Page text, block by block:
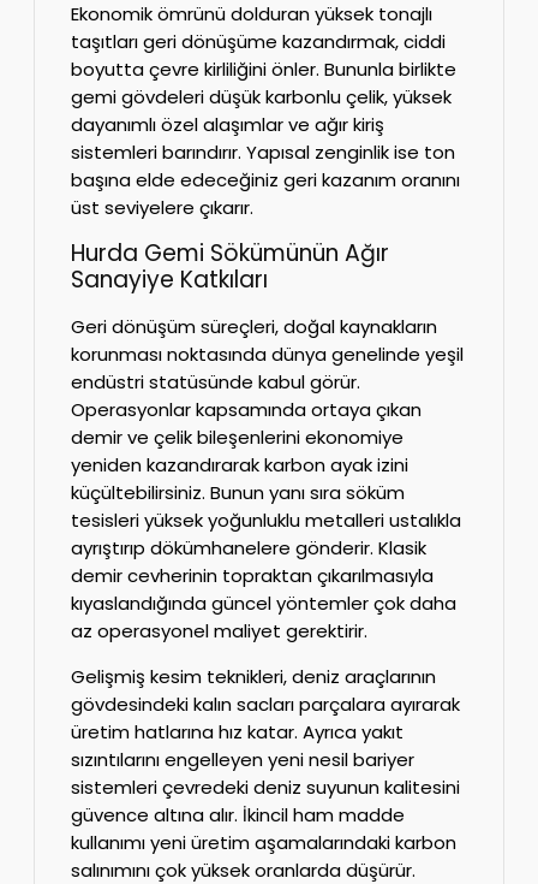
Ekonomik ömrünü dolduran yüksek tonajlı
taşıtları geri dönüşüme kazandırmak, ciddi
boyutta çevre kirliliğini önler. Bununla birlikte
gemi gövdeleri düşük karbonlu çelik, yüksek
dayanımlı özel alaşımlar ve ağır kiriş
sistemleri barındırır. Yapısal zenginlik ise ton
başına elde edeceğiniz geri kazanım oranını
üst seviyelere çıkarır.
Hurda Gemi Sökümünün Ağır
Sanayiye Katkıları
Geri dönüşüm süreçleri, doğal kaynakların
korunması noktasında dünya genelinde yeşil
endüstri statüsünde kabul görür.
Operasyonlar kapsamında ortaya çıkan
demir ve çelik bileşenlerini ekonomiye
yeniden kazandırarak karbon ayak izini
küçültebilirsiniz. Bunun yanı sıra söküm
tesisleri yüksek yoğunluklu metalleri ustalıkla
ayrıştırıp dökümhanelere gönderir. Klasik
demir cevherinin topraktan çıkarılmasıyla
kıyaslandığında güncel yöntemler çok daha
az operasyonel maliyet gerektirir.
Gelişmiş kesim teknikleri, deniz araçlarının
gövdesindeki kalın sacları parçalara ayırarak
üretim hatlarına hız katar. Ayrıca yakıt
sızıntılarını engelleyen yeni nesil bariyer
sistemleri çevredeki deniz suyunun kalitesini
güvence altına alır. İkincil ham madde
kullanımı yeni üretim aşamalarındaki karbon
salınımını çok yüksek oranlarda düşürür.